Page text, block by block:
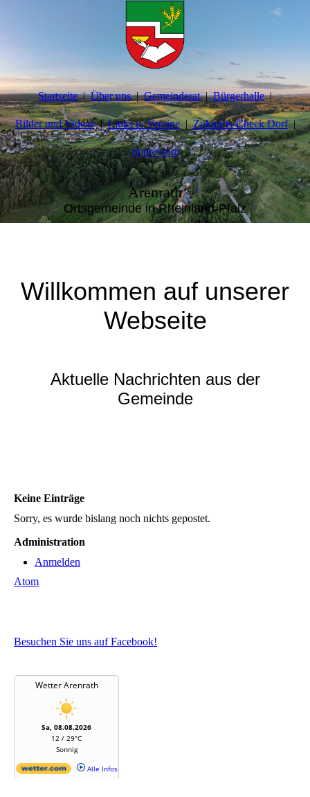
Startseite Über uns Gemeinderat Bürgerhalle
Bilder und Videos Links u. Vereine Zukunfts-Check Dorf
Impressum
Arenrath
Ortsgemeinde in Rheinland-Pfalz
Willkommen auf unserer
Webseite
Aktuelle Nachrichten aus der
Gemeinde
Keine Einträge
Sorry, es wurde bislang noch nichts gepostet.
Administration
Anmelden
Atom
Besuchen Sie uns auf Facebook!